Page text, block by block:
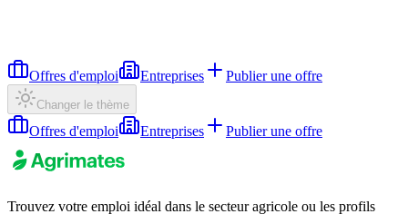
Offres d'emploi Entreprises Publier une offre
Changer le thème
Offres d'emploi Entreprises Publier une offre
Trouvez votre emploi idéal dans le secteur agricole ou les profils